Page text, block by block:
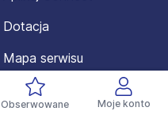
Obserwowane Moje konto
Dotacja
Mapa serwisu